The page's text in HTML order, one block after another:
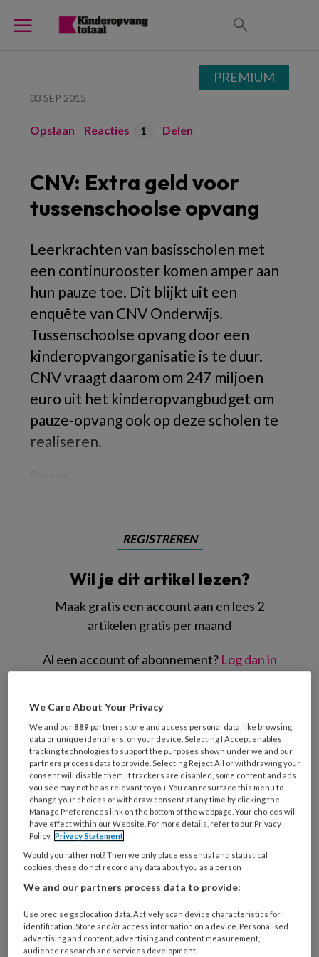
03 SEP 2015
Opslaan Reacties 1 Delen
CNV: Extra geld voor
tussenschoolse opvang
Leerkrachten van basisscholen met
een continurooster komen amper aan
hun pauze toe. Dit blijkt uit een
enquête van CNV Onderwijs.
Tussenschoolse opvang door een
kinderopvangorganisatie is te duur.
CNV vraagt daarom om 247 miljoen
euro uit het kinderopvangbudget om
pauze-opvang ook op deze scholen te
realiseren.
REGISTREREN
Wil je dit artikel lezen?
Maak gratis een account aan en lees 2
artikelen gratis per maand
Al een account of abonnement? Log dan in
Wat
je
e-
mailadres?
* *
Kies
je
wachtwoord* *
Kies
je
functie
Bij
welke
werk
je?
Untitled
Ontvang 2x per week de
PREMIUM
We Care About Your Privacy
We and our889 partners store and access personal data, like browsing
data or unique identifiers, on your device. Selecting I Accept enables
tracking technologies to support the purposes shown under we and our
partners process data to provide. Selecting Reject All or withdrawing your
consent will disable them. If trackers are disabled, some content and ads
you see may not be as relevant to you. You can resurface this menu to
change your choices or withdraw consent at any time by clicking the
Manage Preferences link on the bottom of the webpage. Your choices will
have effect within our Website. For more details, refer to our Privacy
Policy. Privacy Statement
Would you rather not? Then we only place essential and statistical
cookies, these do not record any data about you as a person
We and our partners process data to provide:
Use precise geolocation data. Actively scan device characteristics for
identification. Store and/or access information on a device. Personalised
advertising and content, advertising and content measurement,
audience research and services development.